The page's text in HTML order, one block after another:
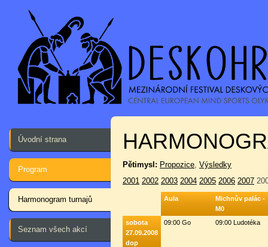
Úvodní strana
Program
Harmonogram turnajů
Seznam všech akcí
Pětimysl: Propozice, Výsledky
2001 2002 2003 2004 2005 2006 2007
Aula
Michnův palác -
M0
sobota
27.09.2008
dop
09:00 Go 09:00 Ludotéka